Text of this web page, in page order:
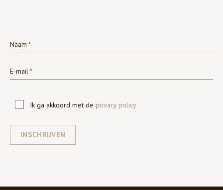
Ik ga akkoord met de privacy policy
INSCHRIJVEN